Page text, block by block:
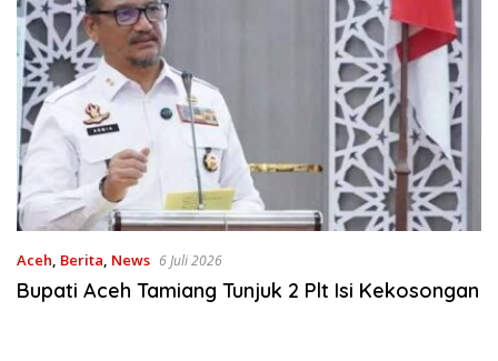
Aceh, Berita, News 6 Juli 2026
Bupati Aceh Tamiang Tunjuk 2 Plt Isi Kekosongan